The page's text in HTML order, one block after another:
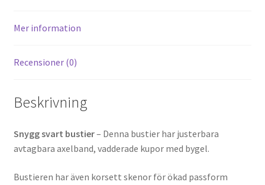
Mer information
Recensioner (0)
Beskrivning
Snygg svart bustier– Denna bustier har justerbara
avtagbara axelband, vadderade kupor med bygel.
Bustieren har även korsett skenor för ökad passform